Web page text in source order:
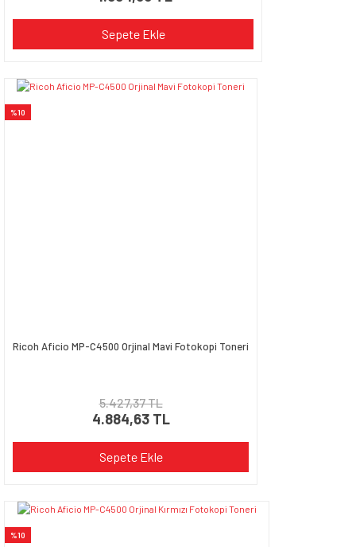
Sepete Ekle
%10
Ricoh Aficio MP-C4500 Orjinal Mavi Fotokopi Toneri
5.427,37 TL
4.884,63 TL
Sepete Ekle
%10